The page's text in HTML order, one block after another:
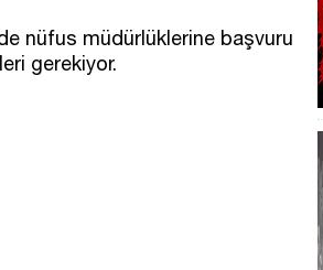
nüfus müdürlüklerine başvuru
gerekiyor.